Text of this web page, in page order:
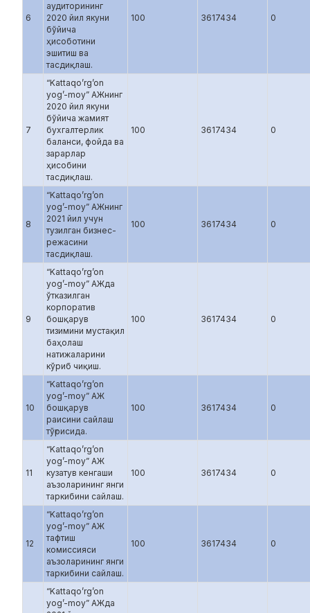
6
аудиторининг
2020 йил якуни
бўйича
ҳисоботини
эшитиш ва
тасдиқлаш.
100 3617434 0
7
“Kattaqo’rg’on
yog’-moy” АЖнинг
2020 йил якуни
бўйича жамият
бухгалтерлик
баланси, фойда ва
зарарлар
ҳисобини
тасдиқлаш.
100 3617434 0
8
“Kattaqo’rg’on
yog’-moy” АЖнинг
2021 йил учун
тузилган бизнес-
режасини
тасдиқлаш.
100 3617434 0
9
“Kattaqo’rg’on
yog’-moy” АЖда
ўтказилган
корпоратив
бошқарув
тизимини мустақил
баҳолаш
натижаларини
кўриб чиқиш.
100 3617434 0
10
“Kattaqo’rg’on
yog’-moy” АЖ
бошқарув
раисини сайлаш
тўғрисида.
100 3617434 0
11
“Kattaqo’rg’on
yog’-moy” АЖ
кузатув кенгаши
аъзоларининг янги
таркибини сайлаш.
100 3617434 0
12
“Kattaqo’rg’on
yog’-moy” АЖ
тафтиш
комиссияси
аъзоларининг янги
таркибини сайлаш.
100 3617434 0
“Kattaqo’rg’on
yog’-moy” АЖда